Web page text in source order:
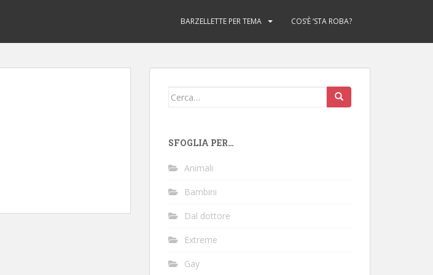
BARZELLETTE PER TEMA COS’È ‘STA ROBA?
Cerca:
SFOGLIA PER…
Animali
Bambini
Dal dottore
Extreme
Gay